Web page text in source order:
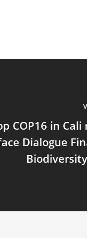
COP16 in Cali
Dialogue